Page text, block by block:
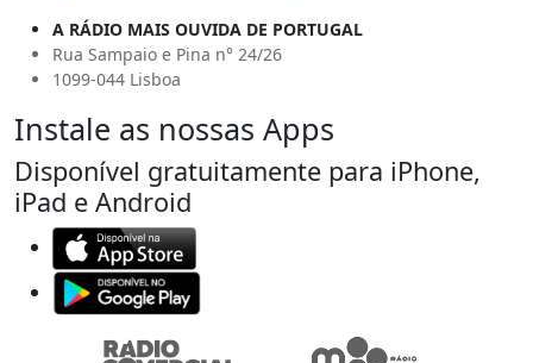
A RÁDIO MAIS OUVIDA DE PORTUGAL
Rua Sampaio e Pina n° 24/26
1099-044 Lisboa
Instale as nossas Apps
Disponível gratuitamente para iPhone,
iPad e Android